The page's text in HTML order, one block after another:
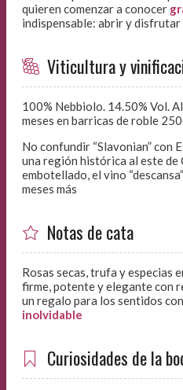
quieren comenzar a conocer
indispensable: abrir y disfrutar
Viticultura y
100% Nebbiolo. 14.50% Vol.
meses en barricas de roble
No confundir “Slavonian” con
una región histórica al este de
embotellado, el vino
meses más
Notas de cata
Rosas secas, trufa y especias
firme, potente y elegante con
un regalo para los sentidos
inolvidable
Curiosidades de la